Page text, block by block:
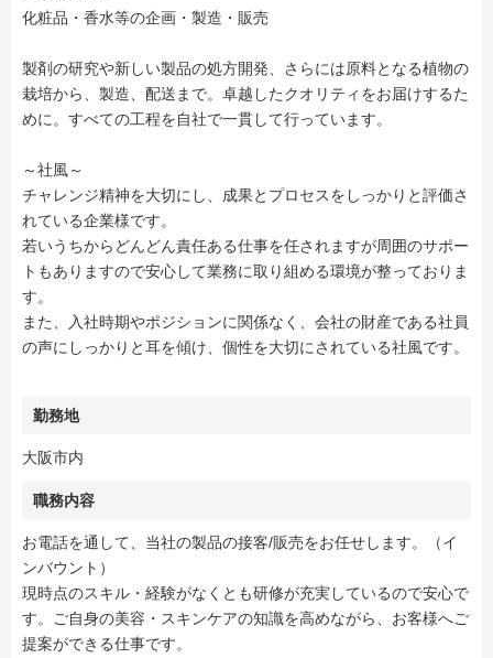
化粧品・香水等の企画・製造・販売
製剤の研究や新しい製品の処方開発、さらには原料となる植物の
栽培から、製造、配送まで。卓越したクオリティをお届けするた
めに。すべての工程を自社で一貫して行っています。
～社風～
チャレンジ精神を大切にし、成果とプロセスをしっかりと評価さ
れている企業様です。
若いうちからどんどん責任ある仕事を任されますが周囲のサポー
トもありますので安心して業務に取り組める環境が整っておりま
す。
また、入社時期やポジションに関係なく、会社の財産である社員
の声にしっかりと耳を傾け、個性を大切にされている社風です。
勤務地
大阪市内
職務内容
お電話を通して、当社の製品の接客/販売をお任せします。（イ
ンバウント）
現時点のスキル・経験がなくとも研修が充実しているので安心で
す。ご自身の美容・スキンケアの知識を高めながら、お客様へご
提案ができる仕事です。